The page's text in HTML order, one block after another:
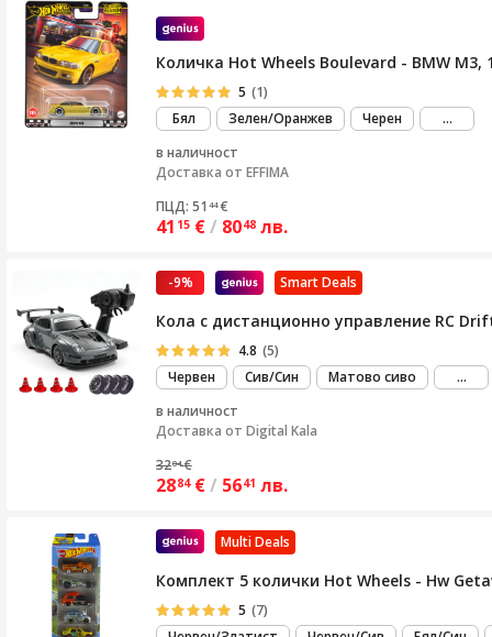
Количка Hot Wheels Boulevard - BMW
5 (1)
Бял
Зелен/Оранжев Черен ...виж
в наличност
Доставка от EFFIMA
ПЦД: 51 44 €
41 15 €/ 8048 лв.
Smart Deals
-9%
Кола с дистанционно управление RC
4.8 (5)
Червен
Сив/Син Матово сиво ...виж
в наличност
Доставка от Digital Kala
3204 €
2884 €/ 5641 лв.
Multi Deals
Комплект 5 колички Hot Wheels - Hw
5 (7)